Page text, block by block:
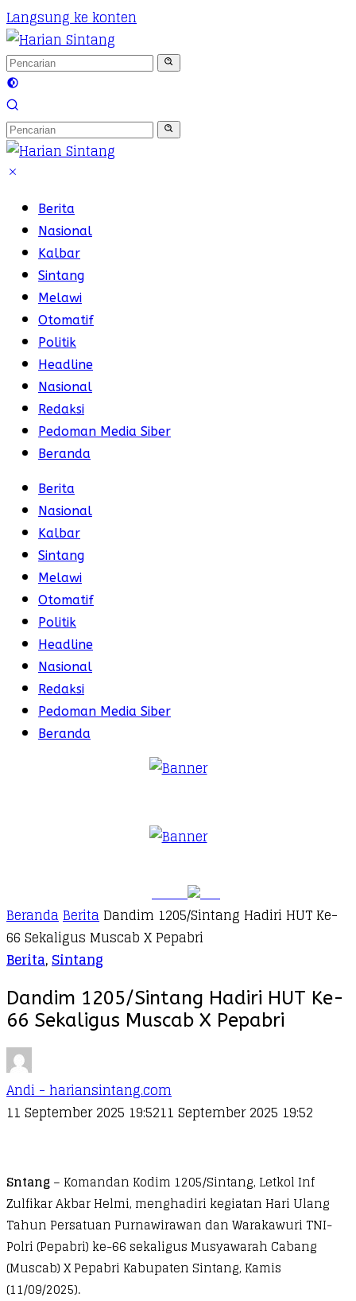
Langsung ke konten
Berita
Nasional
Kalbar
Sintang
Melawi
Otomatif
Politik
Headline
Nasional
Redaksi
Pedoman Media Siber
Beranda
Berita
Nasional
Kalbar
Sintang
Melawi
Otomatif
Politik
Headline
Nasional
Redaksi
Pedoman Media Siber
Beranda
BerandaBeritaDandim 1205/Sintang Hadiri HUT Ke-
66 Sekaligus Muscab X Pepabri
Berita,Sintang
Dandim 1205/Sintang Hadiri HUT Ke-
66 Sekaligus Muscab X Pepabri
Andi - hariansintang.com
11 September 2025 19:5211 September 2025 19:52
Sntang– Komandan Kodim 1205/Sintang, Letkol Inf
Zulfikar Akbar Helmi, menghadiri kegiatan Hari Ulang
Tahun Persatuan Purnawirawan dan Warakawuri TNI-
Polri (Pepabri) ke-66 sekaligus Musyawarah Cabang
(Muscab) X Pepabri Kabupaten Sintang, Kamis
(11/09/2025).